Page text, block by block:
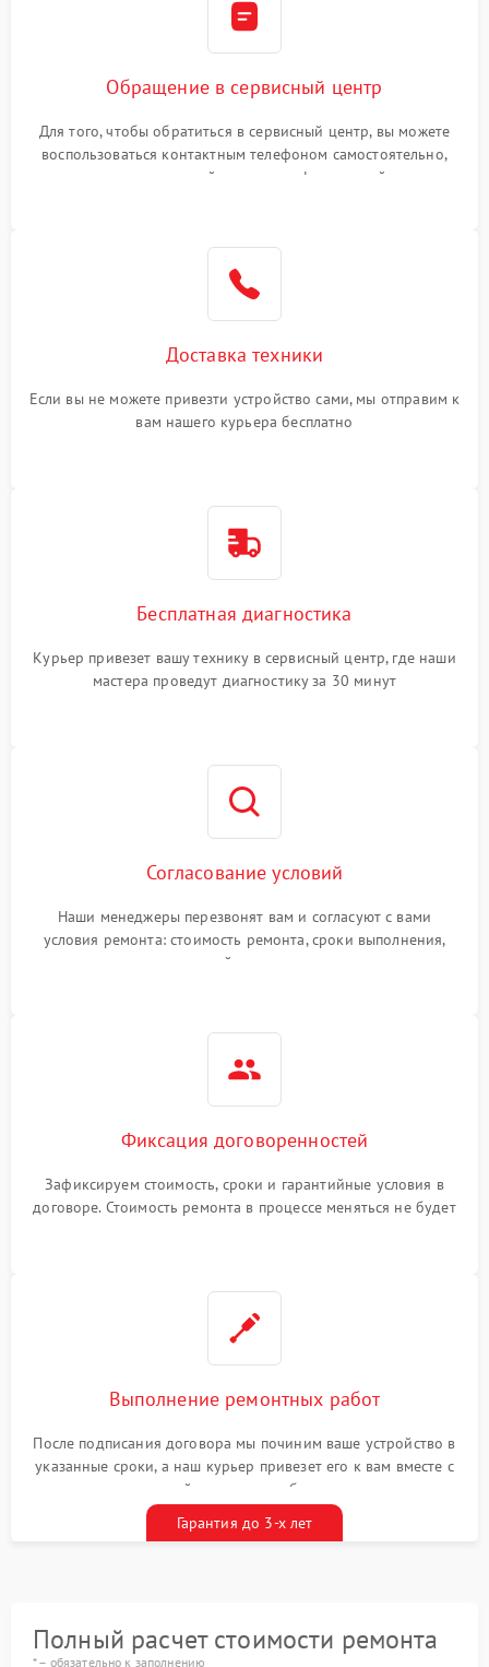
Обращение в сервисный центр
Для того, чтобы обратиться в сервисный центр, вы можете
воспользоваться контактным телефоном самостоятельно,
или оставить свой номер телефона на сайте
Доставка техники
Если вы не можете привезти устройство сами, мы отправим к
вам нашего курьера бесплатно
Бесплатная диагностика
Курьер привезет вашу технику в сервисный центр, где наши
мастера проведут диагностику за 30 минут
Согласование условий
Наши менеджеры перезвонят вам и согласуют с вами
условия ремонта: стоимость ремонта, сроки выполнения,
гарантийные условия
Фиксация договоренностей
Зафиксируем стоимость, сроки и гарантийные условия в
договоре. Стоимость ремонта в процессе меняться не будет
Выполнение ремонтных работ
После подписания договора мы починим ваше устройство в
указанные сроки, а наш курьер привезет его к вам вместе с
гарантийным талоном бесплатно
Гарантия до 3-х лет
Полный расчет стоимости ремонта
* – обязательно к заполнению